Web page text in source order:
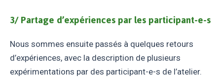
3/ Partage d’expériences par les participant-e-s
Nous sommes ensuite passés à quelques retours
d’expériences, avec la description de plusieurs
expérimentations par des participant-e-s de l’atelier.